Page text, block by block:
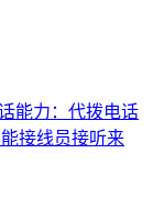
能力：代拨电话
接线员接听来